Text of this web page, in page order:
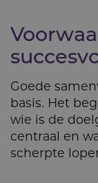
Goede
basis. Het
wie is de
centraal en
scherpte